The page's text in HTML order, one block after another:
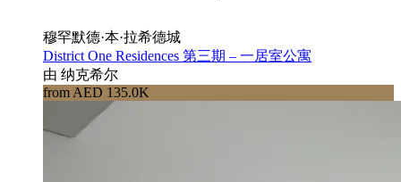
穆罕默德·本·拉希德城
District One Residences 第三期 – 一居室公寓
由 纳克希尔
from AED 135.0K